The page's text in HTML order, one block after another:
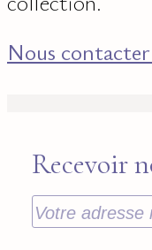
Nous
Recevoir